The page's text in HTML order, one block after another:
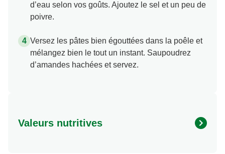
d’eau selon vos goûts. Ajoutez le sel et un peu de
poivre.
Versez les pâtes bien égouttées dans la poêle et
mélangez bien le tout un instant. Saupoudrez
d’amandes hachées et servez.
Valeurs nutritives